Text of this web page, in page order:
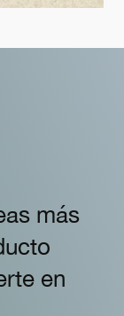
más
en